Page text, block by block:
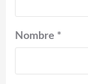
Nombre *